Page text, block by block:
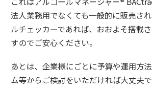
法人業務用でなくても一般的に販売さ
ルチェッカーであれば、 おおよそ搭載
すのでご安心ください。
あとは、企業様にごとに予算や運用方法
ム等から ご検討をいただければ大丈夫で